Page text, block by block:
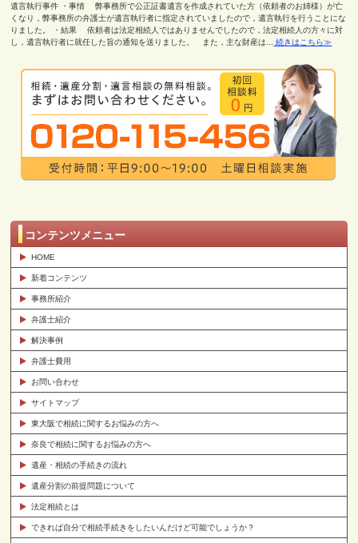
遺言執行事件 ・事情 弊事務所で公正証書遺言を作成されていた方（依頼者のお姉様）が亡
くなり，弊事務所の弁護士が遺言執行者に指定されていましたので，遺言執行を行うことにな
りました。 ・結果 依頼者は法定相続人ではありませんでしたので，法定相続人の方々に対
し，遺言執行者に就任した旨の通知を送りました。 また，主な財産は...
続きはこちら≫
コンテンツメニュー
HOME
新着コンテンツ
事務所紹介
弁護士紹介
解決事例
弁護士費用
お問い合わせ
サイトマップ
東大阪で相続に関するお悩みの方へ
奈良で相続に関するお悩みの方へ
遺産・相続の手続きの流れ
遺産分割の前提問題について
法定相続とは
できれば自分で相続手続きをしたいんだけど可能でしょうか？